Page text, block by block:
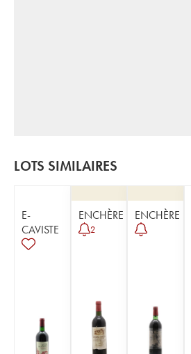
LOTS SIMILAIRES
E-
CAVISTE
ENCHÈRE
2
ENCHÈRE